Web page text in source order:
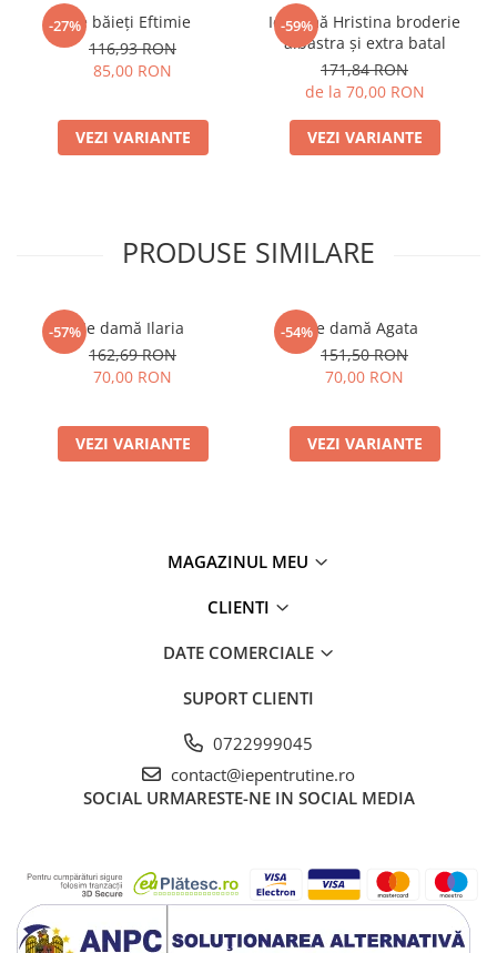
-27%Ie băieți Eftimie
116,93 RON
85,00 RON
VEZI VARIANTE
-59%
Ie damă Hristina broderie
albastra și extra batal
171,84 RON
de la 70,00 RON
VEZI VARIANTE
PRODUSE SIMILARE
-57%Ie damă Ilaria
162,69 RON
70,00 RON
VEZI VARIANTE
-54%Ie damă Agata
151,50 RON
70,00 RON
VEZI VARIANTE
MAGAZINUL MEU
CLIENTI
DATE COMERCIALE
SUPORT CLIENTI
0722999045
contact@iepentrutine.ro
SOCIAL URMARESTE-NE IN SOCIAL MEDIA